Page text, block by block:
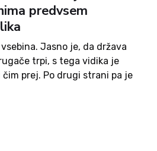
predvsem
Jasno je, da država
trpi, s tega vidika je
prej. Po drugi strani pa je